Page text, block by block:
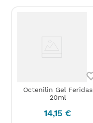
Octenilin Gel Feridas
20ml
14,15 €